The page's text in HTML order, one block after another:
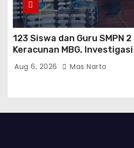
123 Siswa dan Guru SMPN
Keracunan MBG,
Sejumlah Pelanggaran di
Aug 6, 2026 Mas Narto